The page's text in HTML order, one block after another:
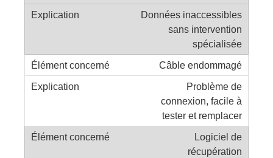
Données inaccessibles
sans intervention
spécialisée
Câble endommagé
Problème de
connexion, facile à
tester et remplacer
Logiciel de
récupération